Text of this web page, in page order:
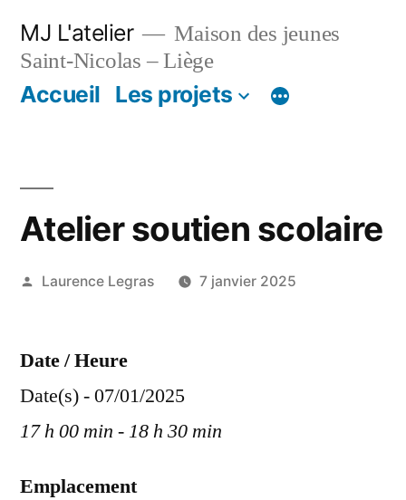
contenu
MJ L'atelier
Maison des jeunes
Saint-Nicolas – Liège
Accueil Les projets
Atelier soutien scolaire
Publié
Laurence Legras 7 janvier 2025
Date / Heure
Date(s) - 07/01/2025
17 h 00 min - 18 h 30 min
Emplacement